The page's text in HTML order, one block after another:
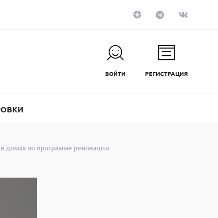
ВОЙТИ РЕГИСТРАЦИЯ
домах по программе реновации